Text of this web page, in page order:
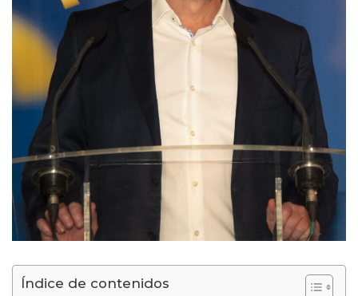
Índice de contenidos